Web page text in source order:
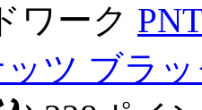
ワーク
ツ ブラッ